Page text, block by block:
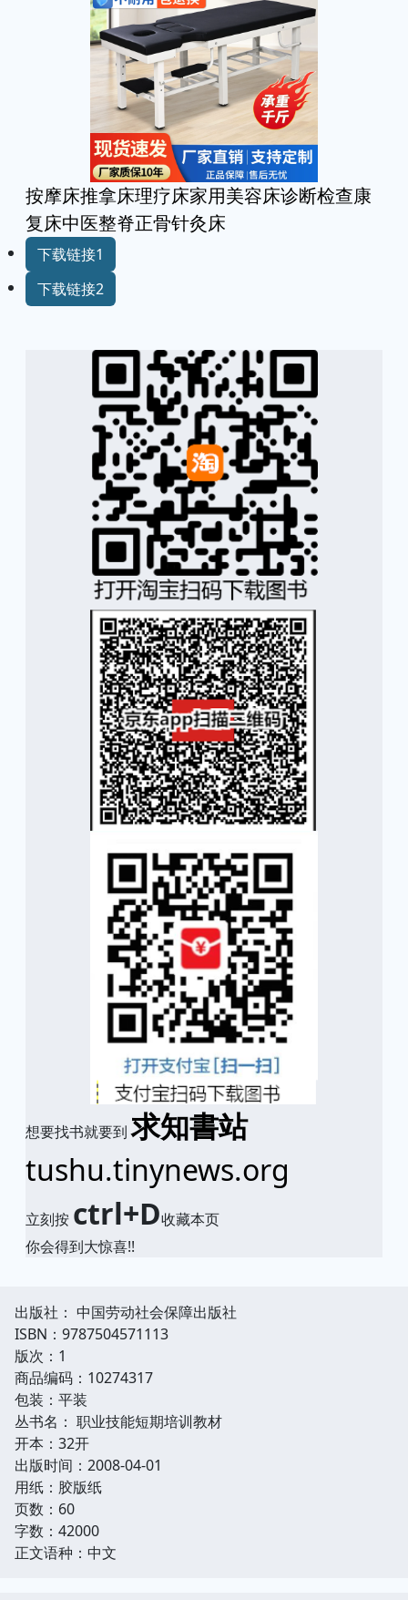
按摩床推拿床理疗床家用美容床诊断检查康
复床中医整脊正骨针灸床
下载链接1
下载链接2
想要找书就要到求知書站
tushu.tinynews.org
立刻按 ctrl+D收藏本页
你会得到大惊喜!!
出版社： 中国劳动社会保障出版社
ISBN：9787504571113
版次：1
商品编码：10274317
包装：平装
丛书名： 职业技能短期培训教材
开本：32开
出版时间：2008-04-01
用纸：胶版纸
页数：60
字数：42000
正文语种：中文